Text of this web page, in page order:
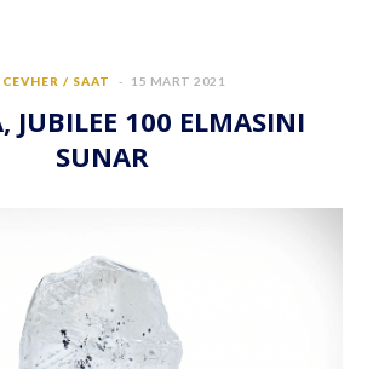
/ SAAT 15 MART 2021
JUBILEE 100 ELMASINI
SUNAR